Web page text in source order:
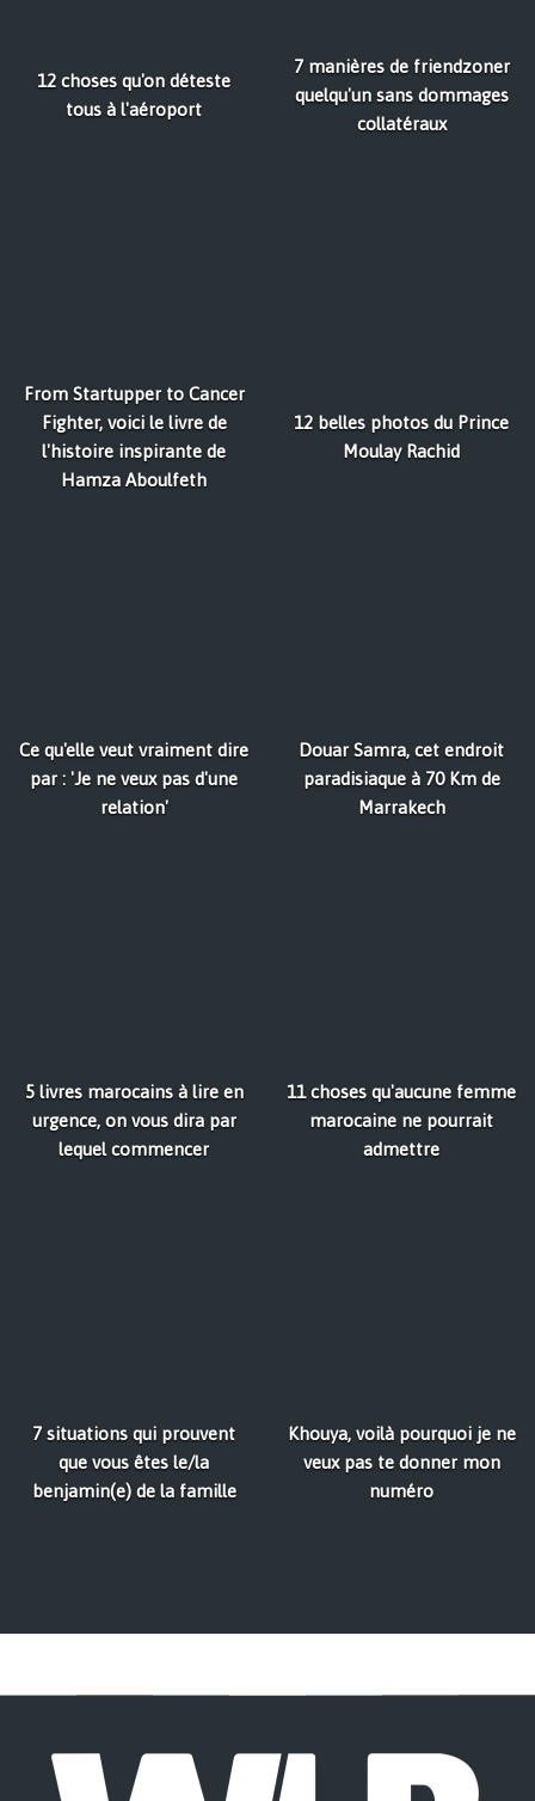
12 choses qu'on déteste
tous à l'aéroport
7 manières de friendzoner
quelqu'un sans dommages
collatéraux
From Startupper to Cancer
Fighter, voici le livre de
l'histoire inspirante de
Hamza Aboulfeth
12 belles photos du Prince
Moulay Rachid
Ce qu'elle veut vraiment dire
par : 'Je ne veux pas d'une
relation'
Douar Samra, cet endroit
paradisiaque à 70 Km de
Marrakech
5 livres marocains à lire en
urgence, on vous dira par
lequel commencer
11 choses qu'aucune femme
marocaine ne pourrait
admettre
7 situations qui prouvent
que vous êtes le/la
benjamin(e) de la famille
Khouya, voilà pourquoi je ne
veux pas te donner mon
numéro